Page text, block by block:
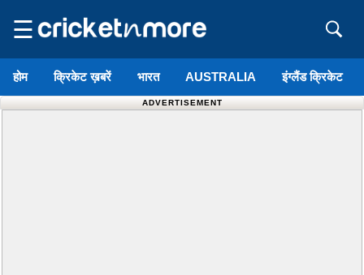
☰
होम क्रिकेट ख़बरें भारत AUSTRALIA इंग्लैंड क्रिकेट
ADVERTISEMENT